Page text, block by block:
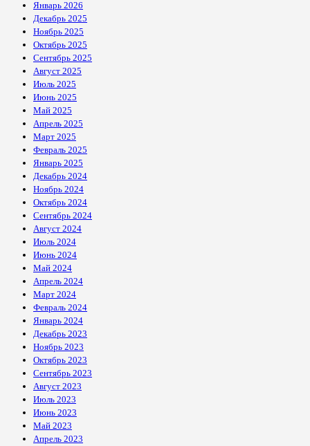
Январь 2026
Декабрь 2025
Ноябрь 2025
Октябрь 2025
Сентябрь 2025
Август 2025
Июль 2025
Июнь 2025
Май 2025
Апрель 2025
Март 2025
Февраль 2025
Январь 2025
Декабрь 2024
Ноябрь 2024
Октябрь 2024
Сентябрь 2024
Август 2024
Июль 2024
Июнь 2024
Май 2024
Апрель 2024
Март 2024
Февраль 2024
Январь 2024
Декабрь 2023
Ноябрь 2023
Октябрь 2023
Сентябрь 2023
Август 2023
Июль 2023
Июнь 2023
Май 2023
Апрель 2023